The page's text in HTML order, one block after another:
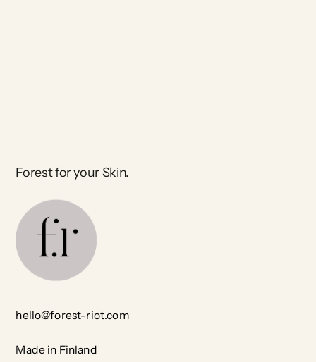
Forest for your Skin.
hello@forest-riot.com
Made in Finland